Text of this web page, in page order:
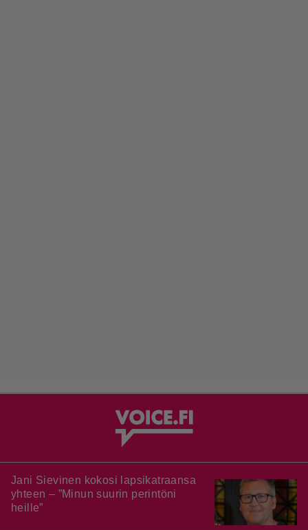
Jani Sievinen kokosi lapsikatraansa
yhteen – ”Minun suurin perintöni
heille”